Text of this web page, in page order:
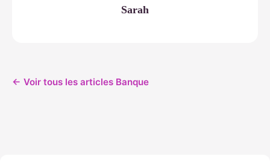
Sarah
← Voir tous les articles Banque